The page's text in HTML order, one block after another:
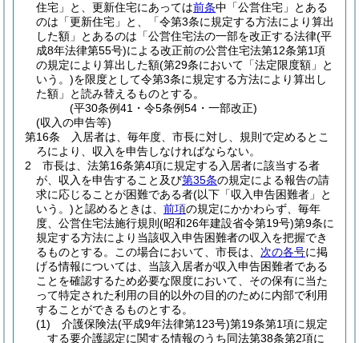
住宅」と、更新住宅にあっては前条中「公営住宅」とある
のは「更新住宅」と、「令第3条に規定する方法により算出
した額」とあるのは「公営住宅法の一部を改正する法律(平
成8年法律第55号)による改正前の公営住宅法第12条第1項
の規定により算出した額(第29条において「法定限度額」と
いう。)を限度として令第3条に規定する方法により算出し
た額」と読み替えるものとする。
(平30条例41・令5条例54・一部改正)
(収入の申告等)
第16条
入居者は、毎年度、市長に対し、規則で定めるとこ
ろにより、収入を申告しなければならない。
2
市長は、法第16条第4項に規定する入居者に該当する者
が、収入を申告すること及び第35条の規定による報告の請
求に応じることが困難である者(以下「収入申告困難者」と
いう。)と認めるときは、 前項の規定にかかわらず、毎年
度、公営住宅法施行規則 (昭和26年建設省令第19号)第9条に
規定する方法により当該収入申告困難者の収入を把握でき
るものとする。
この場合において、市長は、 次の各号に掲
げる情報については、当該入居者が収入申告困難者である
ことを確認するため必要な限度において、その保有に当た
って特定された利用の目的以外の目的のために内部で利用
することができるものとする。
(1)
介護保険法(平成9年法律第123号)第19条第1項に規定
する要介護認定に関する情報のうち同法第38条第2項に